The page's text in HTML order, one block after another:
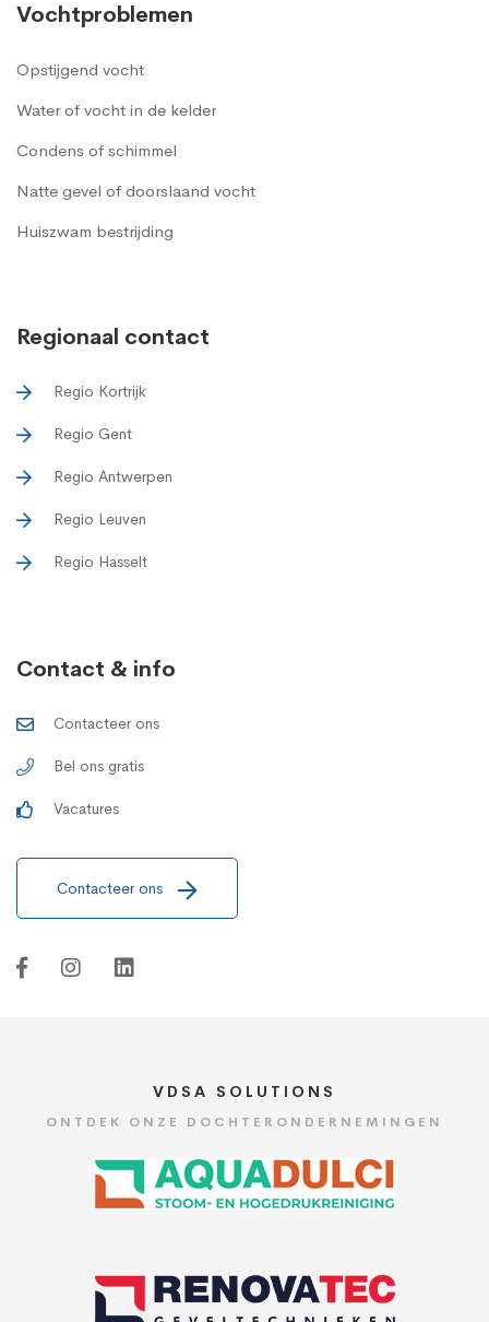
Vochtproblemen
Opstijgend vocht
Water of vocht in de kelder
Condens of schimmel
Natte gevel of doorslaand vocht
Huiszwam bestrijding
Regionaal contact
Regio Kortrijk
Regio Gent
Regio Antwerpen
Regio Leuven
Regio Hasselt
Contact & info
Contacteer ons
Bel ons gratis
Vacatures
Contacteer ons
VDSA SOLUTIONS
ONTDEK ONZE DOCHTERONDERNEMINGEN